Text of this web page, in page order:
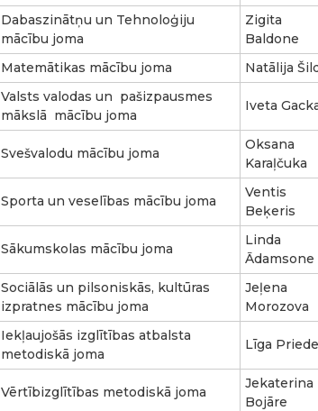
Dabaszinātņu un Tehnoloģiju
mācību joma
Zigita
Baldone
Matemātikas mācību joma Natālija
Valsts valodas un pašizpausmes
mākslā mācību joma
Iveta
Svešvalodu mācību joma
Oksana
Karaļčuka
Sporta un veselības mācību joma
Ventis
Beķeris
Sākumskolas mācību joma
Linda
Ādamsone
Sociālās un pilsoniskās, kultūras
izpratnes mācību joma
Jeļena
Morozova
Iekļaujošās izglītības atbalsta
metodiskā joma
Līga Priede
Vērtībizglītības metodiskā joma
Jekaterina
Bojāre